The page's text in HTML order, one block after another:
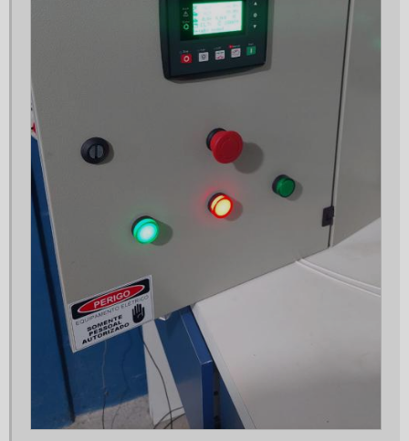
Gerador 25 kva
Gerador 25 kva a venda
Gerador 25 kva aluguel
Gerador 25 kva preço
Gerador 250 kva
Gerador 250 kva preço
Gerador 30 kva
Gerador 30 kva diesel
Gerador 30 kva monofásico
Gerador 300 kva
Gerador 300 kva a venda